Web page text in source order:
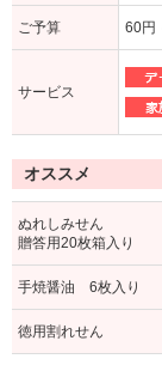
ご予算 60円
サービス
オススメ
ぬれしみせん
贈答用20枚箱入り
手焼醤油 6枚入り
徳用割れせん